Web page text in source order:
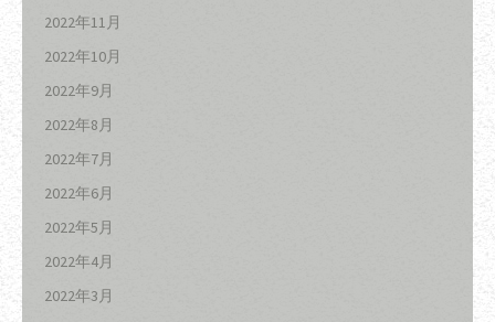
2022年11月
2022年10月
2022年9月
2022年8月
2022年7月
2022年6月
2022年5月
2022年4月
2022年3月